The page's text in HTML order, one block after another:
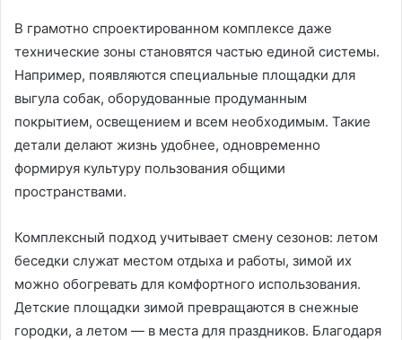
В грамотно спроектированном комплексе даже
технические зоны становятся частью единой системы.
Например, появляются специальные площадки для
выгула собак, оборудованные продуманным
покрытием, освещением и всем необходимым. Такие
детали делают жизнь удобнее, одновременно
формируя культуру пользования общими
пространствами.
Комплексный подход учитывает смену сезонов: летом
беседки служат местом отдыха и работы, зимой их
можно обогревать для комфортного использования.
Детские площадки зимой превращаются в снежные
городки, а летом — в места для праздников. Благодаря